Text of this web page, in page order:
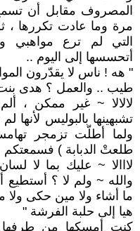
المصروف مقابل أن
مرة وما عادت تكررها ،
التي لم ترع
أتحسسها إلى اليوم ..
" هه ! ناس لا يقدّرون
طيب .. والعمل ؟ هدى
لالالا ~ غير ممكن ،
تشبهينها بالبوليس لأنها
ولما أطلّت تزمجر
طلعتْ الدبابة ) فسمعتكم
لااالا ~ عليك بما لا
والله ~ ولم لا ؟
ما أشاء ولا مين حكى
هيا إلى حلبة الفرشة "
كنت أمسكها من